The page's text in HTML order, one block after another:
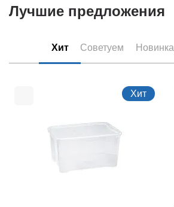
Лучшие предложения
Хит Советуем Новинка
Хит